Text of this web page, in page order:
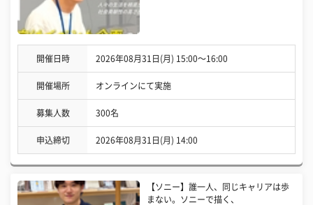
開催日時 2026年08月31日(月) 15:00〜16:00
開催場所 オンラインにて実施
募集人数 300名
申込締切 2026年08月31日(月) 14:00
【ソニー】誰一人、同じキャリアは歩
まない。ソニーで描く、